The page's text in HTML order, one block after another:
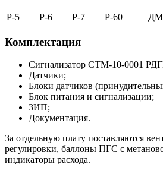
Р-5 Р-6 Р-7 Р-60
Комплектация
Сигнализатор СТМ-10-0001
Датчики;
Блоки датчиков
Блок питания и сигнализации;
ЗИП;
Документация.
За отдельную плату поставляются
регулировки, баллоны ПГС с
индикаторы расхода.